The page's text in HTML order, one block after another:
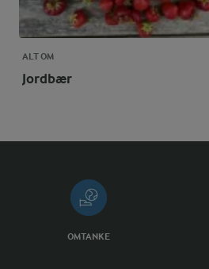
ALT OM
Jordbær
OMTANKE